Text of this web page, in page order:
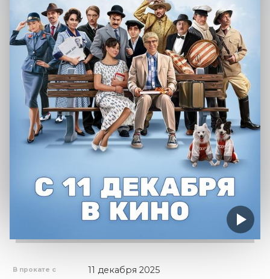
В прокате с 11 декабря 2025